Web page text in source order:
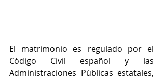
El matrimonio es regulado por el
Código Civil español y las